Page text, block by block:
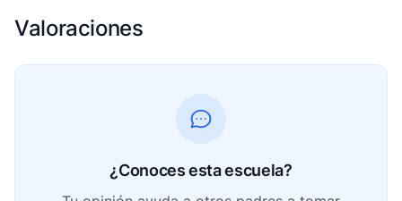
Valoraciones
¿Conoces esta escuela?